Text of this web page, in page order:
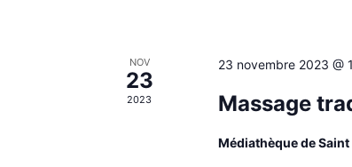
NOV
23
2023
23 novembre 2023 @
Massage
Médiathèque de